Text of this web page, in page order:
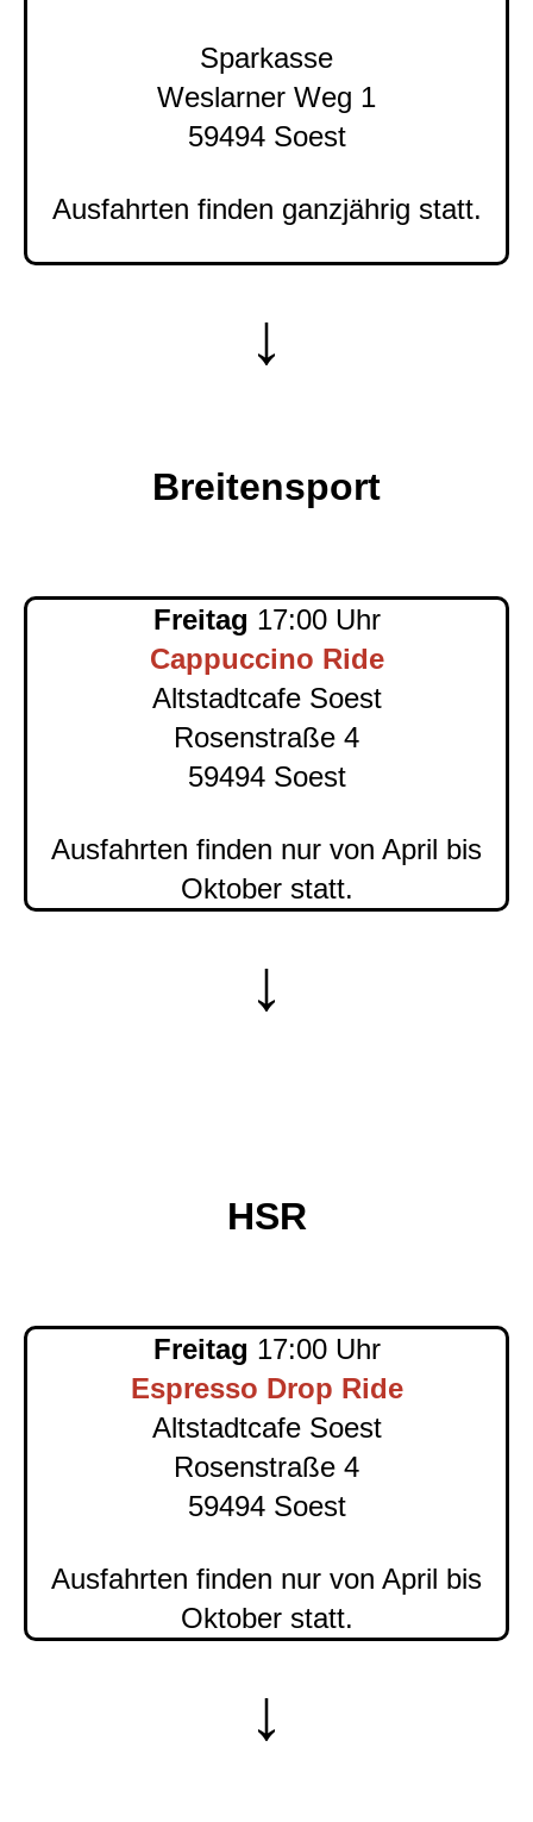
Sparkasse
Weslarner Weg 1
59494 Soest
Ausfahrten finden ganzjährig statt.
↓
Breitensport
Freitag 17:00 Uhr
Cappuccino Ride
Altstadtcafe Soest
Rosenstraße 4
59494 Soest
Ausfahrten finden nur von April bis
Oktober statt.
↓
HSR
Freitag 17:00 Uhr
Espresso Drop Ride
Altstadtcafe Soest
Rosenstraße 4
59494 Soest
Ausfahrten finden nur von April bis
Oktober statt.
↓